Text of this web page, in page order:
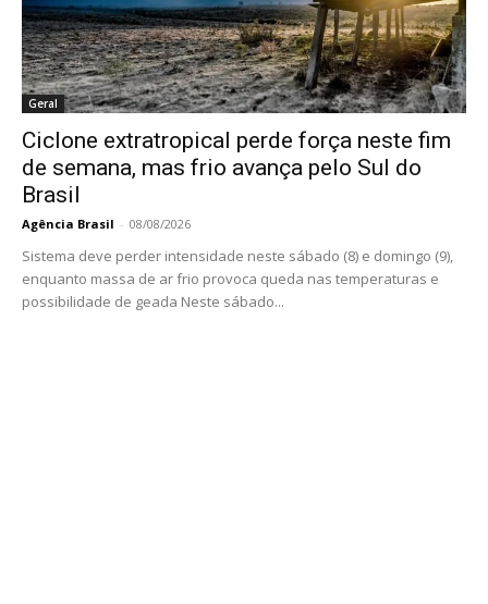
Geral
Ciclone extratropical perde força neste fim
de semana, mas frio avança pelo Sul do
Brasil
Agência Brasil - 08/08/2026
Sistema deve perder intensidade neste sábado (8) e domingo (9),
enquanto massa de ar frio provoca queda nas temperaturas e
possibilidade de geada Neste sábado...